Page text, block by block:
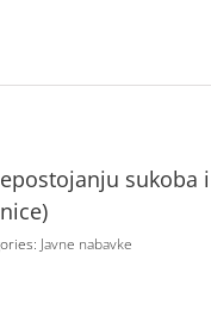
sukoba
Javne nabavke